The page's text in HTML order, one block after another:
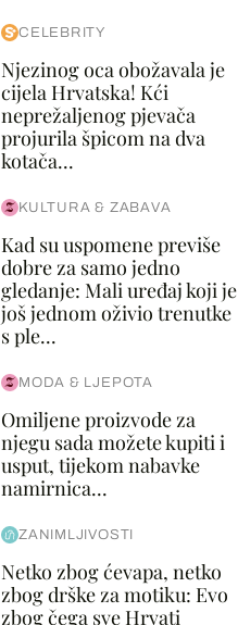
CELEBRITY
Njezinog oca obožavala je
cijela Hrvatska! Kći
neprežaljenog pjevača
projurila špicom na dva
kotača...
KULTURA & ZABAVA
Kad su uspomene previše
dobre za samo jedno
gledanje: Mali uređaj koji je
još jednom oživio trenutke
s ple...
MODA & LJEPOTA
Omiljene proizvode za
njegu sada možete kupiti i
usput, tijekom nabavke
namirnica...
ZANIMLJIVOSTI
Netko zbog ćevapa, netko
zbog drške za motiku: Evo
zbog čega sve Hrvati